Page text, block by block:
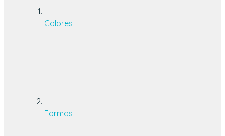
Colores
Formas